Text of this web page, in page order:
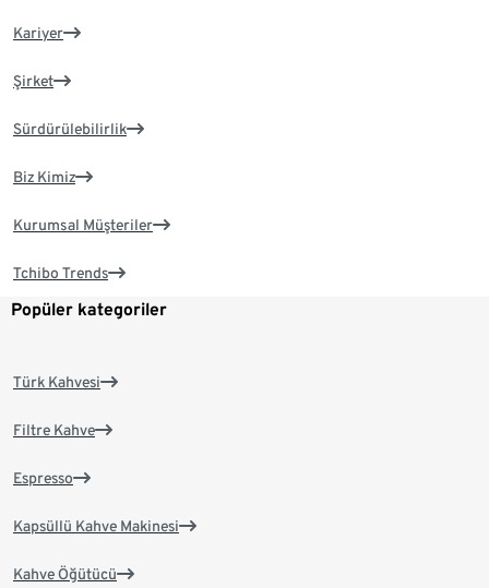
Kariyer
Şirket
Sürdürülebilirlik
Biz Kimiz
Kurumsal Müşteriler
Tchibo Trends
Popüler kategoriler
Türk Kahvesi
Filtre Kahve
Espresso
Kapsüllü Kahve Makinesi
Kahve Öğütücü